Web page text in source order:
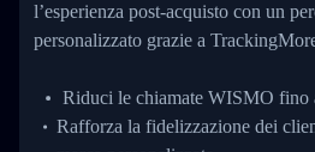
l’esperienza post-acquisto con un
personalizzato grazie a
Riduci le chiamate WISMO fino
Rafforza la fidelizzazione dei